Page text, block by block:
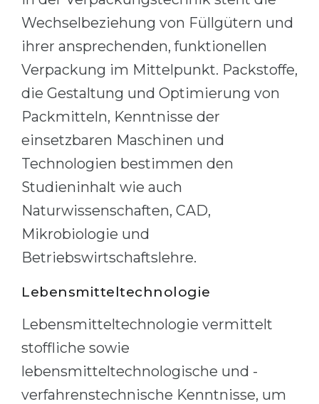
Wechselbeziehung von Füllgütern und
ihrer ansprechenden, funktionellen
Verpackung im Mittelpunkt. Packstoffe,
die Gestaltung und Optimierung von
Packmitteln, Kenntnisse der
einsetzbaren Maschinen und
Technologien bestimmen den
Studieninhalt wie auch
Naturwissenschaften, CAD,
Mikrobiologie und
Betriebswirtschaftslehre.
Lebensmitteltechnologie
Lebensmitteltechnologie vermittelt
stoffliche sowie
lebensmitteltechnologische und -
verfahrenstechnische Kenntnisse, um